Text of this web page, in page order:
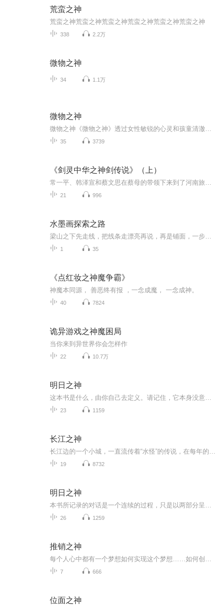
荒蛮之神
荒蛮之神荒蛮之神荒蛮之神荒蛮之神荒蛮之神荒蛮之神
338 2.2万
微物之神
34 1.1万
微物之神
35 3739
《剑灵中华之神剑传说》（上）
21 996
水墨画探索之路
1 35
《点红妆之神魔争霸》
神魔本同源， 善恶终有报 ，一念成魔， 一念成神。
40 7824
诡异游戏之神魔困局
当你来到异世界你会怎样作
22 10.7万
明日之神
23 1159
长江之神
19 8732
明日之神
26 1259
推销之神
7 666
位面之神